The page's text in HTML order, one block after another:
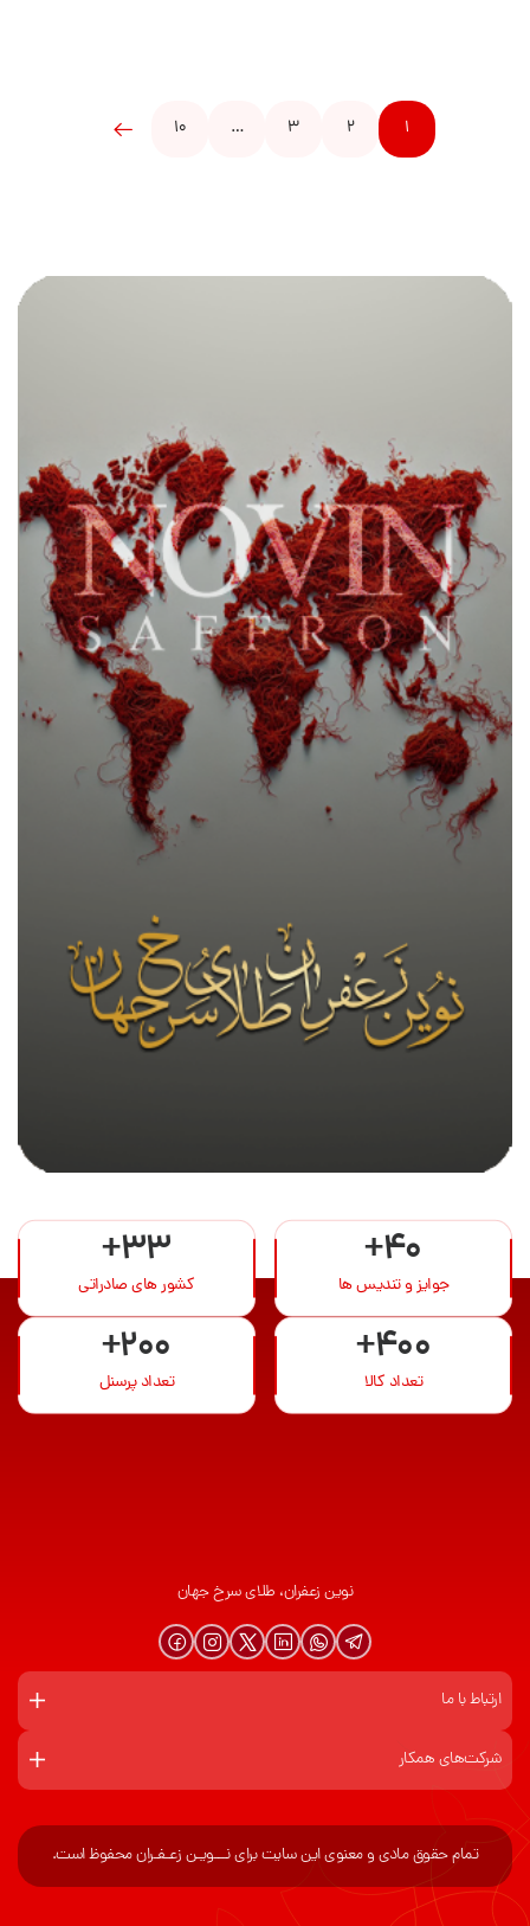
1
2
3
…
10
+40
جوایز و تندیس ها
+33
کشور های صادراتی
+400
تعداد کالا
+200
تعداد پرسنل
نوین زعفران، طلای سرخ جهان
ارتباط با ما
شرکت‌های همکار
تمام حقوق مادی و معنوی این سایت برای نـــویـن زعـفـران محفوظ است.